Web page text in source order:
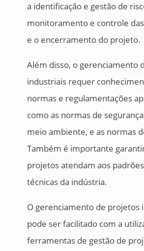
a identificação e gestão de
monitoramento e controle
e o encerramento do projeto.
Além disso, o gerenciamento
industriais requer
normas e regulamentações
como as normas de
meio ambiente, e as normas
Também é importante
projetos atendam aos
técnicas da indústria.
O gerenciamento de projetos
pode ser facilitado com a
ferramentas de gestão de